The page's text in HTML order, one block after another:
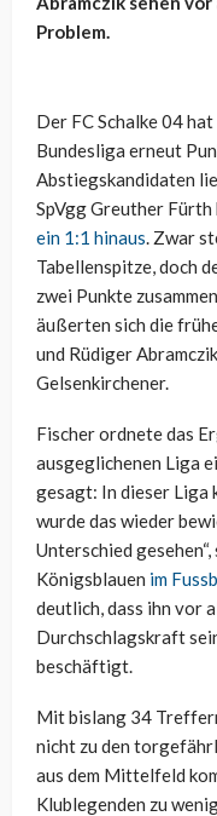
Problem.
Der FC Schalke 04
Bundesliga erneut
Abstiegskandidaten
SpVgg Greuther Fürth
ein 1:1 hinaus. Zwar
Tabellenspitze, doch
zwei Punkte
äußerten sich die
und Rüdiger
Gelsenkirchener.
Fischer ordnete das
ausgeglichenen Liga
gesagt: In dieser Liga
wurde das wieder
Unterschied
Königsblauen im
deutlich, dass ihn vor
Durchschlagskraft
beschäftigt.
Mit bislang 34
nicht zu den
aus dem Mittelfeld
Klublegenden zu